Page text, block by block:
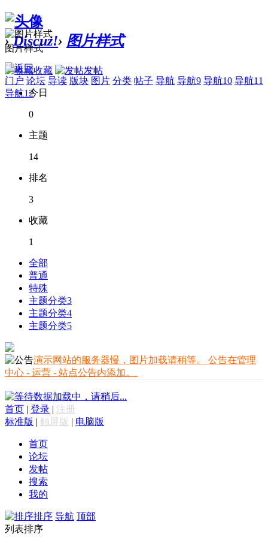
› Discuz!› 图片样式
门户 论坛 导读 版块 图片 分类 帖子 导航 导航9 导航10 导航11
导航12
图片样式
收藏 发帖
今日
0
主题
14
排名
3
收藏
1
全部
普通
特殊
主题分类3
主题分类4
主题分类5
演示网站的服务器慢，图片加载请稍等。 公告在管理
中心 - 运营 - 站点公告内添加。
数据加载中，请稍后...
首页 | 登录 | 注册
标准版 | 触屏版 | 电脑版
首页
论坛
发帖
搜索
我的
排序 导航 顶部
列表排序